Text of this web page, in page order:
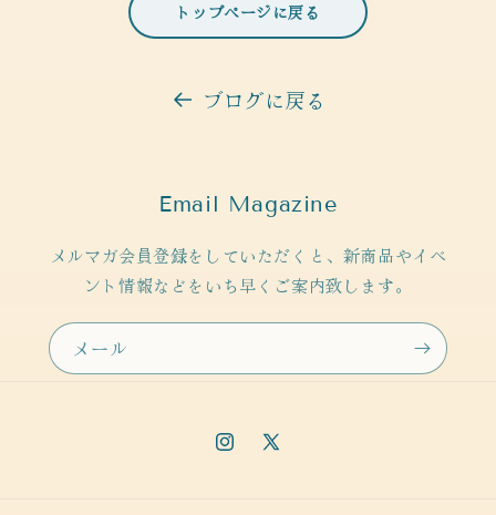
トップページに戻る
ブログに戻る
Email Magazine
メルマガ会員登録をしていただくと、新商品やイベ
ント情報などをいち早くご案内致します。
メール
Instagram
X